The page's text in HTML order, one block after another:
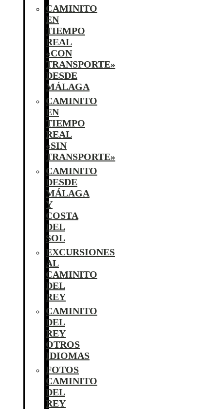
CAMINITO
EN
TIEMPO
REAL
«CON
TRANSPORTE»
DESDE
MÁLAGA
CAMINITO
EN
TIEMPO
REAL
«SIN
TRANSPORTE»
CAMINITO
DESDE
MÁLAGA
Y
COSTA
DEL
SOL
EXCURSIONES
AL
CAMINITO
DEL
REY
CAMINITO
DEL
REY
OTROS
IDIOMAS
FOTOS
CAMINITO
DEL
REY